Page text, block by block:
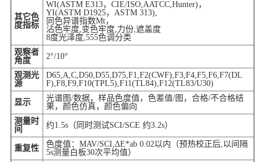
其它色
度指标
WI(ASTM E313，CIE/ISO,AATCC,Hunter)，
YI(ASTM D1925，ASTM 313),
同色异谱指数Mt，
沾色牢度,变色牢度,力份,遮盖度
8度光泽度,555色调分类
观察者
角度
2°/10°
观测光
源
D65,A,C,D50,D55,D75,F1,F2(CWF),F3,F4,F5,F6,F7(DL
F),F8,F9,F10(TPL5),F11(TL84),F12(TL83/U30)
显示
光谱图/数据，样品色度值，色差值/图，合格/不合格结
果，颜色仿真，颜色偏向
测量时
间
约1.5s（同时测试SCI/SCE 约3.2s）
重复性
色度值：MAV/SCI,ΔE*ab 0.02以内（预热校正后,以间隔
5s测量白板30次平均值）